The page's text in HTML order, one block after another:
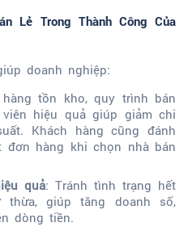
Lẻ Trong Thành Công Của
doanh nghiệp:
tồn kho, quy trình bán
hiệu quả giúp giảm chi
Khách hàng cũng đánh
hàng khi chọn nhà bán
quả: Tránh tình trạng hết
giúp tăng doanh số,
dòng tiền.